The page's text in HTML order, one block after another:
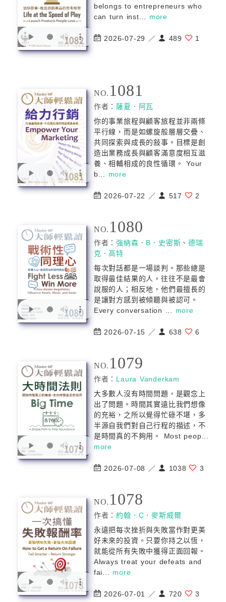
belongs to entrepreneurs who
can turn inst... more
2026-07-29 ／ 489 1
NO. 1081
作者：薩夏．阿⽡
你的事業旅程與顧客旅程並非兩條
平行線，而是如螺旋般層層交疊、
共同探索與成長的敍事。目標是創
造出業務成長與顧客滿意度相互滋
養、相輔相成的良性循環。 Your
b... more
2026-07-22 ／ 517 2
NO. 1080
作者：強納森．B．史密斯 、德瑞
克．⾼特
每次對話都是一場談判。那些總是
取得最佳結果的人，往往不是最會
說服的人；相反地，他們最擅長的
是讓對方感到被傾聽與被認可。
Every conversation ... more
2026-07-15 ／ 638 6
NO. 1079
作者： Laura Vanderkam
大多數人沒有時間問題，是觀念上
出了問題。時間其實遠比我們想像
的充裕，之所以覺得忙碌不堪，多
半源自我們對自己行程的描述，不
是時間真的不夠用。 Most peop...
more
2026-07-08 ／ 1038 3
NO. 1078
作者：約翰．C．麥斯威爾
永遠把每次挫折與失敗當作對更美
好未來的投資。只要你持之以恆，
就能從所有失敗中獲得正面回報。
Always treat your defeats and
fai... more
2026-07-01 ／ 720 3